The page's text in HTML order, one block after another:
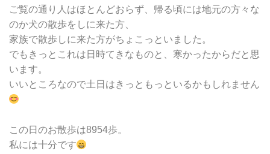
ご覧の通り人はほとんどおらず、帰る頃には地元の方々な
のか犬の散歩をしに来た方、
家族で散歩しに来た方がちょこっといました。
でもきっとこれは日時てきなものと、寒かったからだと思
います。
いいところなので土日はきっともっといるかもしれません
この日のお散歩は8954歩。
私には十分です